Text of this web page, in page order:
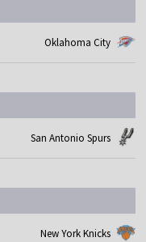
Oklahoma City
San Antonio Spurs
New York Knicks